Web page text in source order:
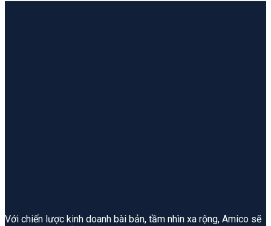
Với chiến lược kinh doanh bài bản, tầm nhìn xa rộng, Amico sẽ